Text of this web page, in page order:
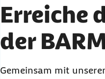
Erreiche
der
Gemeinsam mit